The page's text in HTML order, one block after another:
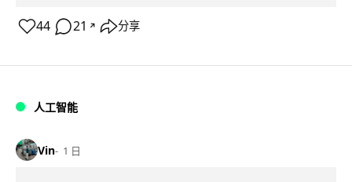
44 21 ↗ 分享
人工智能
Vin 1 日